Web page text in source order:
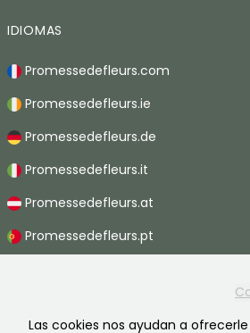
Las cookies nos ayudan a
IDIOMAS
Promessedefleurs.com
Promessedefleurs.ie
Promessedefleurs.de
Promessedefleurs.it
Promessedefleurs.at
Promessedefleurs.pt